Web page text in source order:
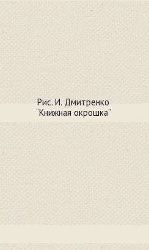
Рис. И. Дмитренко
“Книжная окрошка”